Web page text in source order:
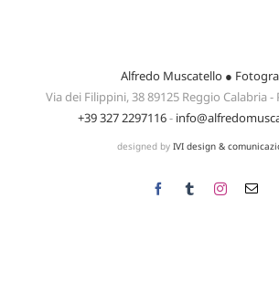
Alfredo Muscatello ●
Via dei Filippini, 38 89125 Reggio Calabria -
+39 327 2297116-
designed by IVI design &
FacebookTumblrInstagram